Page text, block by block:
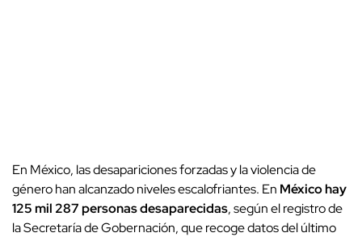
En México, las desapariciones forzadas y la violencia de
género han alcanzado niveles escalofriantes. En México hay
125 mil 287 personas desaparecidas, según el registro de
la Secretaría de Gobernación, que recoge datos del último